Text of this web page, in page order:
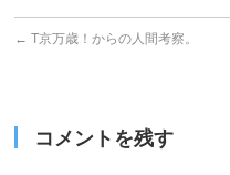
← T京万歳！からの人間考察。
コメントを残す